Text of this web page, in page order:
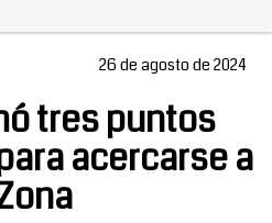
26 de agosto de 2024
tres puntos
acercarse a